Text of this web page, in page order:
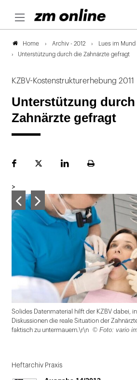
Home Archiv - 2012
Lues im Mund
Unterstützung durch die Zahnärzte gefragt
KZBV-Kostenstrukturerhebung 2011
Unterstützung
Zahnärzte gefragt
FacebookPlattformLinekdInSeite
>
Solides Datenmaterial hilft der KZBV dabei,
Diskussionen die reale Situation der
faktisch zu untermauern.\r\n
© Foto: vario
1
von
Heftarchiv Praxis